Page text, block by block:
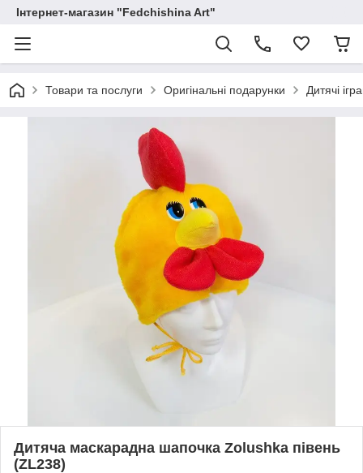
Інтернет-магазин "Fedchishina Art"
Товари та послуги Оригінальні подарунки Дитячі
Дитяча маскарадна шапочка Zolushka півень
(ZL238)